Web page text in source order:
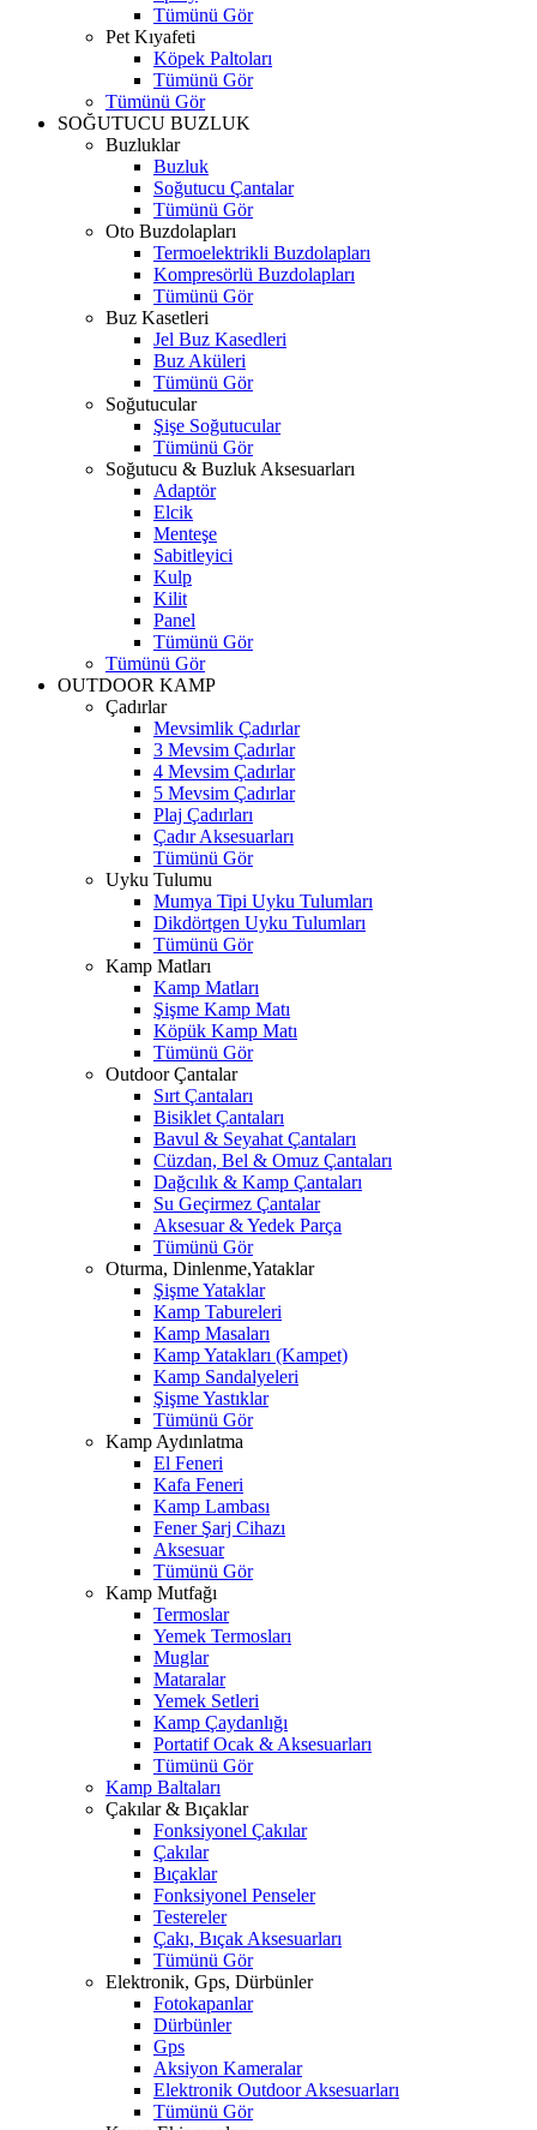
Tümünü Gör
Pet Kıyafeti
Köpek Paltoları
Tümünü Gör
Tümünü Gör
SOĞUTUCU BUZLUK
Buzluklar
Buzluk
Soğutucu Çantalar
Tümünü Gör
Oto Buzdolapları
Termoelektrikli Buzdolapları
Kompresörlü Buzdolapları
Tümünü Gör
Buz Kasetleri
Jel Buz Kasedleri
Buz Aküleri
Tümünü Gör
Soğutucular
Şişe Soğutucular
Tümünü Gör
Soğutucu & Buzluk Aksesuarları
Adaptör
Elcik
Menteşe
Sabitleyici
Kulp
Kilit
Panel
Tümünü Gör
Tümünü Gör
OUTDOOR KAMP
Çadırlar
Mevsimlik Çadırlar
3 Mevsim Çadırlar
4 Mevsim Çadırlar
5 Mevsim Çadırlar
Plaj Çadırları
Çadır Aksesuarları
Tümünü Gör
Uyku Tulumu
Mumya Tipi Uyku Tulumları
Dikdörtgen Uyku Tulumları
Tümünü Gör
Kamp Matları
Kamp Matları
Şişme Kamp Matı
Köpük Kamp Matı
Tümünü Gör
Outdoor Çantalar
Sırt Çantaları
Bisiklet Çantaları
Bavul & Seyahat Çantaları
Cüzdan, Bel & Omuz Çantaları
Dağcılık & Kamp Çantaları
Su Geçirmez Çantalar
Aksesuar & Yedek Parça
Tümünü Gör
Oturma, Dinlenme,Yataklar
Şişme Yataklar
Kamp Tabureleri
Kamp Masaları
Kamp Yatakları (Kampet)
Kamp Sandalyeleri
Şişme Yastıklar
Tümünü Gör
Kamp Aydınlatma
El Feneri
Kafa Feneri
Kamp Lambası
Fener Şarj Cihazı
Aksesuar
Tümünü Gör
Kamp Mutfağı
Termoslar
Yemek Termosları
Muglar
Mataralar
Yemek Setleri
Kamp Çaydanlığı
Portatif Ocak & Aksesuarları
Tümünü Gör
Kamp Baltaları
Çakılar & Bıçaklar
Fonksiyonel Çakılar
Çakılar
Bıçaklar
Fonksiyonel Penseler
Testereler
Çakı, Bıçak Aksesuarları
Tümünü Gör
Elektronik, Gps, Dürbünler
Fotokapanlar
Dürbünler
Gps
Aksiyon Kameralar
Elektronik Outdoor Aksesuarları
Tümünü Gör